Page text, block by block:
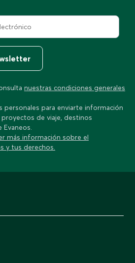
nuestras condiciones generales
personales para enviarte información
de viaje, destinos
Evaneos.
más información sobre el
y tus derechos.